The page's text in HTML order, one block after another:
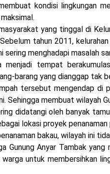
kondisi lingkungan
yang tinggal di
tahun 2011,
sering menghadapi masalah
menjadi tempat
barang yang dianggap tak
tersebut mengendap di
Sehingga membuat wilayah
didatangi oleh banyak
lokasi proyek
bakau, wilayah ini
Gunung Anyar Tambak
untuk membersihkan